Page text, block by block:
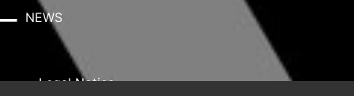
NEWS
Legal Notice